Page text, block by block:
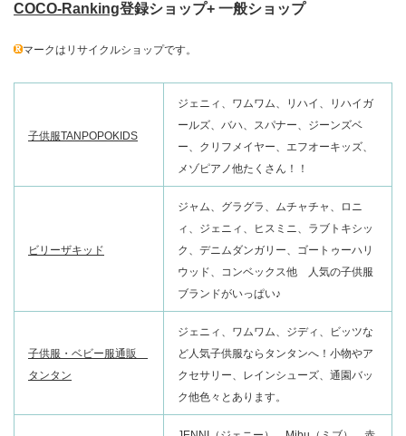
COCO-Ranking登録ショップ+ 一般ショップ
マークはリサイクルショップです。
子供服TANPOPOKIDS
ジェニィ、ワムワム、リハイ、リハイガ
ールズ、バハ、スパナー、ジーンズベ
ー、クリフメイヤー、エフオーキッズ、
メゾピアノ他たくさん！！
ビリーザキッド
ジャム、グラグラ、ムチャチャ、ロニ
ィ、ジェニィ、ヒスミニ、ラブトキシッ
ク、デニムダンガリー、ゴートゥーハリ
ウッド、コンベックス他 人気の子供服
ブランドがいっぱい♪
子供服・ベビー服通販
タンタン
ジェニィ、ワムワム、ジディ、ビッツな
ど人気子供服ならタンタンへ！小物やア
クセサリー、レインシューズ、通園バッ
ク他色々とあります。